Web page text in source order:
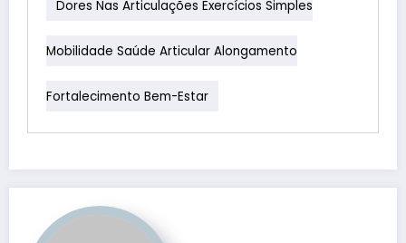
Dores Nas Articulações Exercícios Simples
Mobilidade Saúde Articular Alongamento
Fortalecimento Bem-Estar